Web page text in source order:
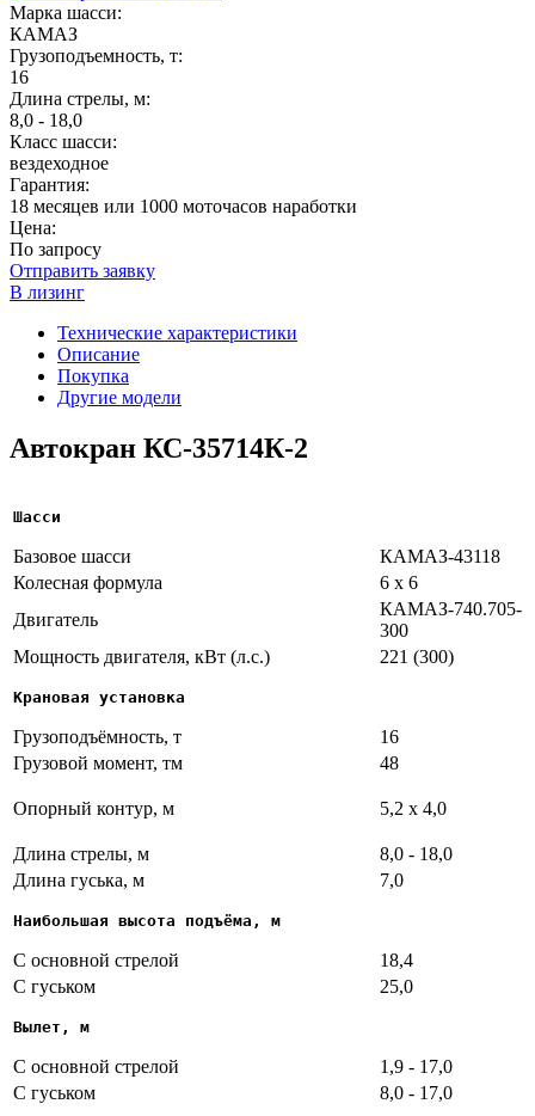
Марка шасси:
КАМАЗ
Грузоподъемность, т:
16
Длина стрелы, м:
8,0 - 18,0
Класс шасси:
вездеходное
Гарантия:
18 месяцев или 1000 моточасов наработки
Цена:
По запросу
Отправить заявку
В лизинг
Технические характеристики
Описание
Покупка
Другие модели
Автокран КС-35714К-2
Шасси
Базовое шасси
КАМАЗ-43118
Колесная формула
6 х 6
Двигатель
КАМАЗ-740.705-
300
Мощность двигателя, кВт (л.с.)
221 (300)
Крановая установка
Грузоподъёмность, т
16
Грузовой момент, тм
48
Опорный контур, м 5,2 х 4,0
Длина стрелы, м
8,0 - 18,0
Длина гуська, м
7,0
Наибольшая высота подъёма, м
С основной стрелой
18,4
С гуськом
25,0
Вылет, м
С основной стрелой
1,9 - 17,0
С гуськом
8,0 - 17,0